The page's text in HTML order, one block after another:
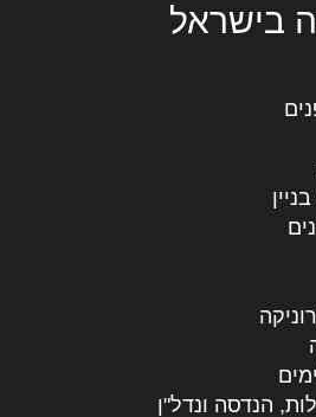
בישראל
הנדסה ונדל"ן